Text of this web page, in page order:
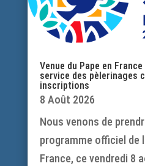
Venue du Pape en
service des pèlerinages
inscriptions
8 Août 2026
Nous venons de
programme officiel de
France, ce vendredi 8